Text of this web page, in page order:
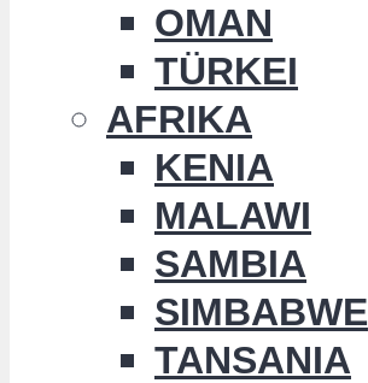
OMAN
TÜRKEI
AFRIKA
KENIA
MALAWI
SAMBIA
SIMBABWE
TANSANIA